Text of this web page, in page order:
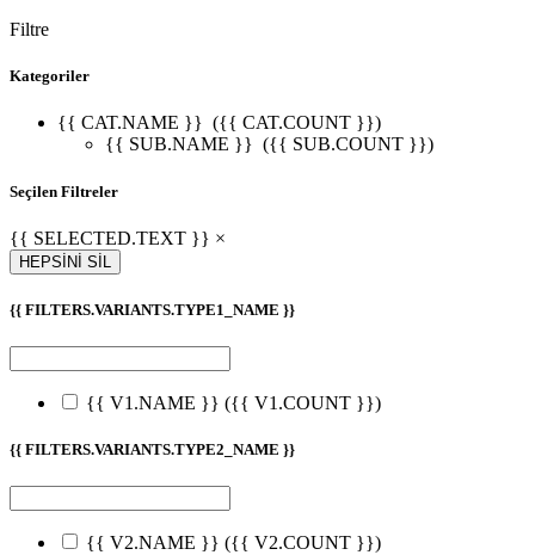
Filtre
Kategoriler
{{ CAT.NAME }} ({{ CAT.COUNT }})
{{ SUB.NAME }} ({{ SUB.COUNT }})
Seçilen Filtreler
{{ SELECTED.TEXT }} ×
HEPSİNİ SİL
{{ FILTERS.VARIANTS.TYPE1_NAME }}
{{ V1.NAME }} ({{ V1.COUNT }})
{{ FILTERS.VARIANTS.TYPE2_NAME }}
{{ V2.NAME }} ({{ V2.COUNT }})